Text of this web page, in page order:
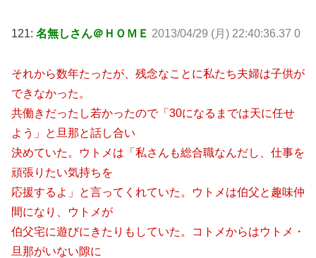
121: 名無しさん＠ＨＯＭＥ 2013/04/29 (月) 22:40:36.37 0
それから数年たったが、残念なことに私たち夫婦は子供が
できなかった。
共働きだったし若かったので「30になるまでは天に任せ
よう」と旦那と話し合い
決めていた。ウトメは「私さんも総合職なんだし、仕事を
頑張りたい気持ちを
応援するよ」と言ってくれていた。ウトメは伯父と趣味仲
間になり、ウトメが
伯父宅に遊びにきたりもしていた。コトメからはウトメ・
旦那がいない隙に